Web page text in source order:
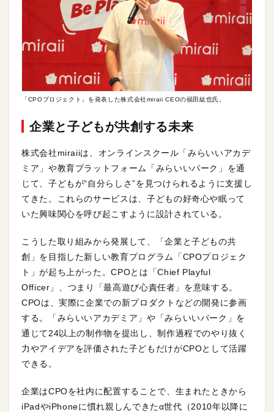
「CPOプロジェクト」を発表した株式会社miraii CEOの福田紘也氏。
企業と子どもが共創する未来
株式会社miraiiは、オンラインスクール「みらいいアカデ
ミア」や教育プラットフォーム「みらいいパーク」を通
じて、子どもが“自分らしさ”を見つけられるように支援し
てきた。これらのサービスは、子どもの好奇心や眠って
いた興味関心を呼び起こすように設計されている。
こうした取り組みから発展して、「企業と子どもの共
創」を目指した新しい教育プログラム「CPOプロジェク
ト」が起ち上がった。CPOとは「Chief Playful
Officer」、つまり「最高遊び心責任者」を意味する。
CPOは、実際に企業での新プロダクトなどの開発に参画
する。「みらいいアカデミア」や「みらいいパーク」を
通じて24以上の制作物を提出し、制作過程でのやり抜く
力やアイデアを評価された子どもだけがCPOとして活躍
できる。
企業はCPOを社内に配置することで、生まれたときから
iPadやiPhoneに慣れ親しんできたα世代（2010年以降に